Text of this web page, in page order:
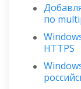
по
HTTPS